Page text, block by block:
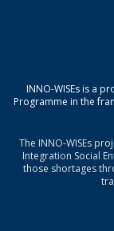
INNO-WISEs is a
Programme in the
The INNO-WISEs
Integration Social
those shortages